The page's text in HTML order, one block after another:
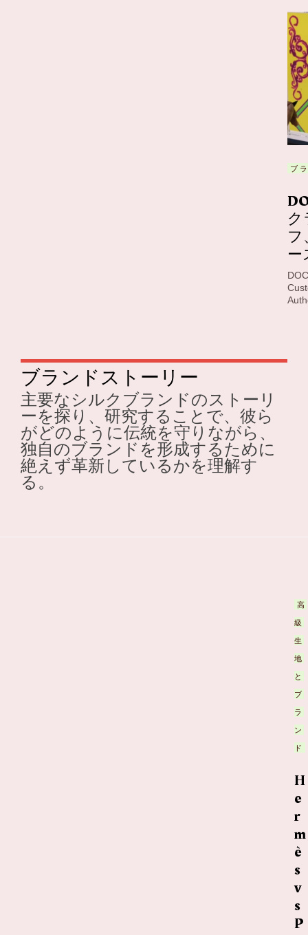
ブ
ブランドストーリー
主要なシルクブランドのストーリ
ーを探り、研究することで、彼ら
がどのように伝統を守りながら、
独自のブランドを形成するために
絶えず革新しているかを理解す
る。
高
級
生
地
と
ブ
ラ
ン
ド
H
e
r
m
è
s
v
s
P